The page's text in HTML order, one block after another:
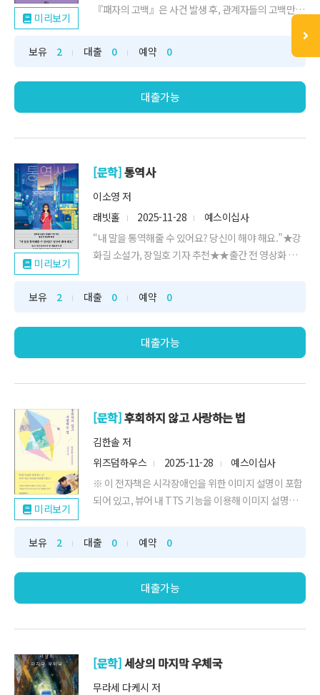
미리보기
『패자의 고백』은 사건 발생 후, 관계자들의 고백만으
보유
2 대출 0 예약 0
대출가능
미리보기
[문학]통역사
이소영 저
래빗홀
2025-11-28
예스이십사
“내 말을 통역해줄 수 있어요? 당신이 해야 해요.”★강
화길 소설가, 장일호 기자 추천★★출간 전 영상화 확정
보유
2 대출 0 예약 0
대출가능
미리보기
[문학]후회하지 않고 사랑하는 법
김한솔 저
위즈덤하우스
2025-11-28
예스이십사
※ 이 전자책은 시각장애인을 위한 이미지 설명이 포함
되어 있고, 뷰어 내 TTS 기능을 이용해 이미지 설명을
보유
2 대출 0 예약 0
대출가능
[문학]세상의 마지막 우체국
무라세 다케시 저